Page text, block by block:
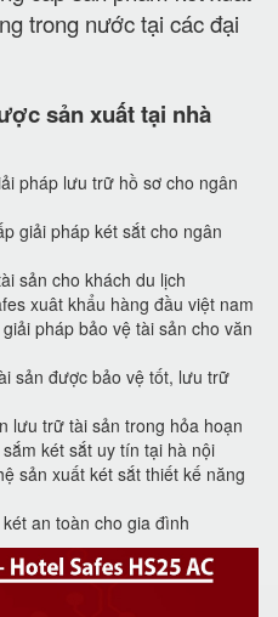
trong nước tại các đại
sản xuất tại nhà
pháp lưu trữ hồ sơ cho ngân
giải pháp két sắt cho ngân
sản cho khách du lịch
xuât khẩu hàng đầu việt nam
pháp bảo vệ tài sản cho văn
sản được bảo vệ tốt, lưu trữ
lưu trữ tài sản trong hỏa hoạn
két sắt uy tín tại hà nội
sản xuất két sắt thiết kế năng
an toàn cho gia đình